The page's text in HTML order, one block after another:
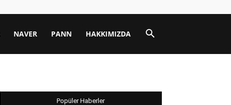
NAVER PANN HAKKIMIZDA
Popüler Haberler